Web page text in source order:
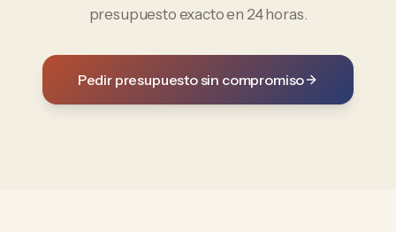
presupuesto exacto en 24 horas.
Pedir presupuesto sin compromiso